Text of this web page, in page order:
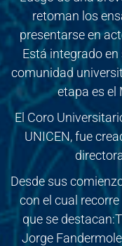
retoman los
presentarse en
Está integrado
comunidad
etapa es el
El Coro
UNICEN, fue
Desde sus
con el cual
que se
Jorge